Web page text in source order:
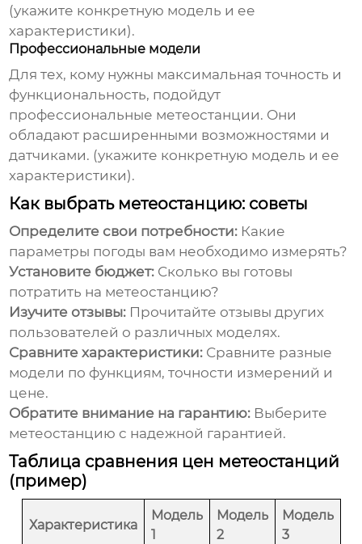
(укажите конкретную модель и ее
характеристики).
Профессиональные модели
Для тех, кому нужны максимальная точность и
функциональность, подойдут
профессиональные метеостанции. Они
обладают расширенными возможностями и
датчиками. (укажите конкретную модель и ее
характеристики).
Как выбрать метеостанцию: советы
Определите свои потребности: Какие
параметры погоды вам необходимо измерять?
Установите бюджет: Сколько вы готовы
потратить на метеостанцию?
Изучите отзывы: Прочитайте отзывы других
пользователей о различных моделях.
Сравните характеристики: Сравните разные
модели по функциям, точности измерений и
цене.
Обратите внимание на гарантию: Выберите
метеостанцию с надежной гарантией.
Таблица сравнения цен метеостанций
(пример)
Характеристика
Модель
1
Модель
2
Модель
3